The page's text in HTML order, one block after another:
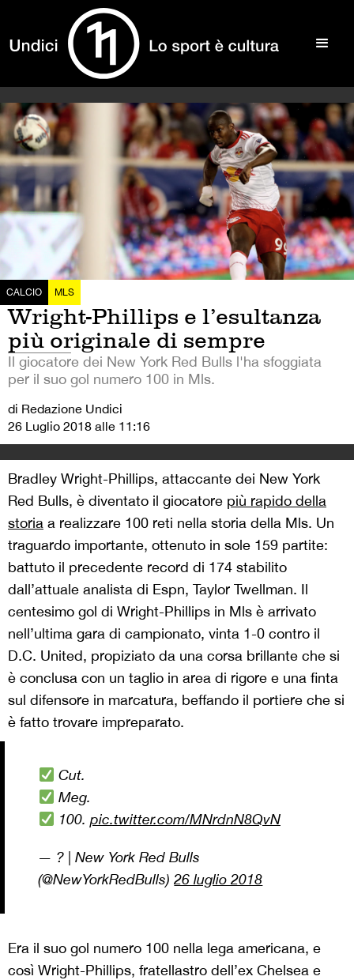
CALCIO MLS
Wright-Phillips e l’esultanza
più originale di sempre
Il giocatore dei New York Red Bulls l'ha sfoggiata
per il suo gol numero 100 in Mls.
di Redazione Undici
26 Luglio 2018 alle 11:16
Bradley Wright-Phillips, attaccante dei New York
Red Bulls, è diventato il giocatore più rapido della
storia a realizzare 100 reti nella storia della Mls. Un
traguardo importante, ottenuto in sole 159 partite:
battuto il precedente record di 174 stabilito
dall’attuale analista di Espn, Taylor Twellman. Il
centesimo gol di Wright-Phillips in Mls è arrivato
nell’ultima gara di campionato, vinta 1-0 contro il
D.C. United, propiziato da una corsa brillante che si
è conclusa con un taglio in area di rigore e una finta
sul difensore in marcatura, beffando il portiere che si
è fatto trovare impreparato.
Cut.
Meg.
100. pic.twitter.com/MNrdnN8QvN
— ? | New York Red Bulls
(@NewYorkRedBulls)26 luglio 2018
Era il suo gol numero 100 nella lega americana, e
così Wright-Phillips, fratellastro dell’ex Chelsea e